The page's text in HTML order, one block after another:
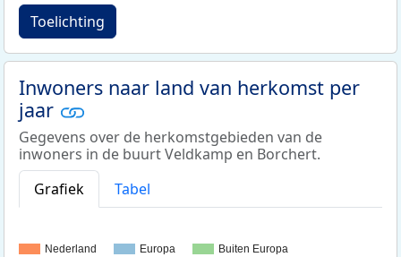
Toelichting
Inwoners naar land van herkomst per
jaar
Gegevens over de herkomstgebieden van de
inwoners in de buurt Veldkamp en Borchert.
Grafiek
Tabel
Nederland Europa Buiten Europa